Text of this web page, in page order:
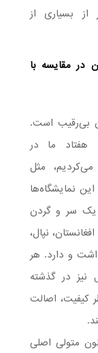
بسیاری از
در مقایسه با
بی‌رقیب است.
ما در
مثل
این نمایشگاه‌ها
یک سر و گردن
نپال،
و دارد. هر
نیز در گذشته
کیفیت، اصالت
فرش ایران از سال ۱۳۱۴ تاکنون متولی اصلی